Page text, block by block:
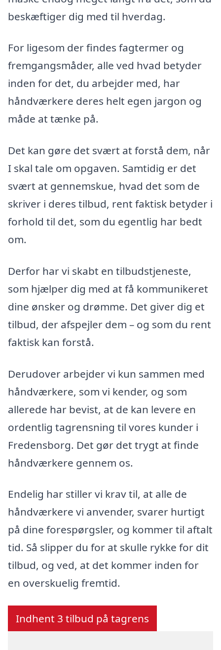
beskæftiger dig med til hverdag.
For ligesom der findes fagtermer og
fremgangsmåder, alle ved hvad betyder
inden for det, du arbejder med, har
håndværkere deres helt egen jargon og
måde at tænke på.
Det kan gøre det svært at forstå dem, når
I skal tale om opgaven. Samtidig er det
svært at gennemskue, hvad det som de
skriver i deres tilbud, rent faktisk betyder i
forhold til det, som du egentlig har bedt
om.
Derfor har vi skabt en tilbudstjeneste,
som hjælper dig med at få kommunikeret
dine ønsker og drømme. Det giver dig et
tilbud, der afspejler dem – og som du rent
faktisk kan forstå.
Derudover arbejder vi kun sammen med
håndværkere, som vi kender, og som
allerede har bevist, at de kan levere en
ordentlig tagrensning til vores kunder i
Fredensborg. Det gør det trygt at finde
håndværkere gennem os.
Endelig har stiller vi krav til, at alle de
håndværkere vi anvender, svarer hurtigt
på dine forespørgsler, og kommer til aftalt
tid. Så slipper du for at skulle rykke for dit
tilbud, og ved, at det kommer inden for
en overskuelig fremtid.
Indhent 3 tilbud på tagrens